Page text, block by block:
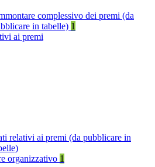
complessivo dei premi (da
in tabelle) 1
ai premi
relativi ai premi (da pubblicare in
organizzativo 1